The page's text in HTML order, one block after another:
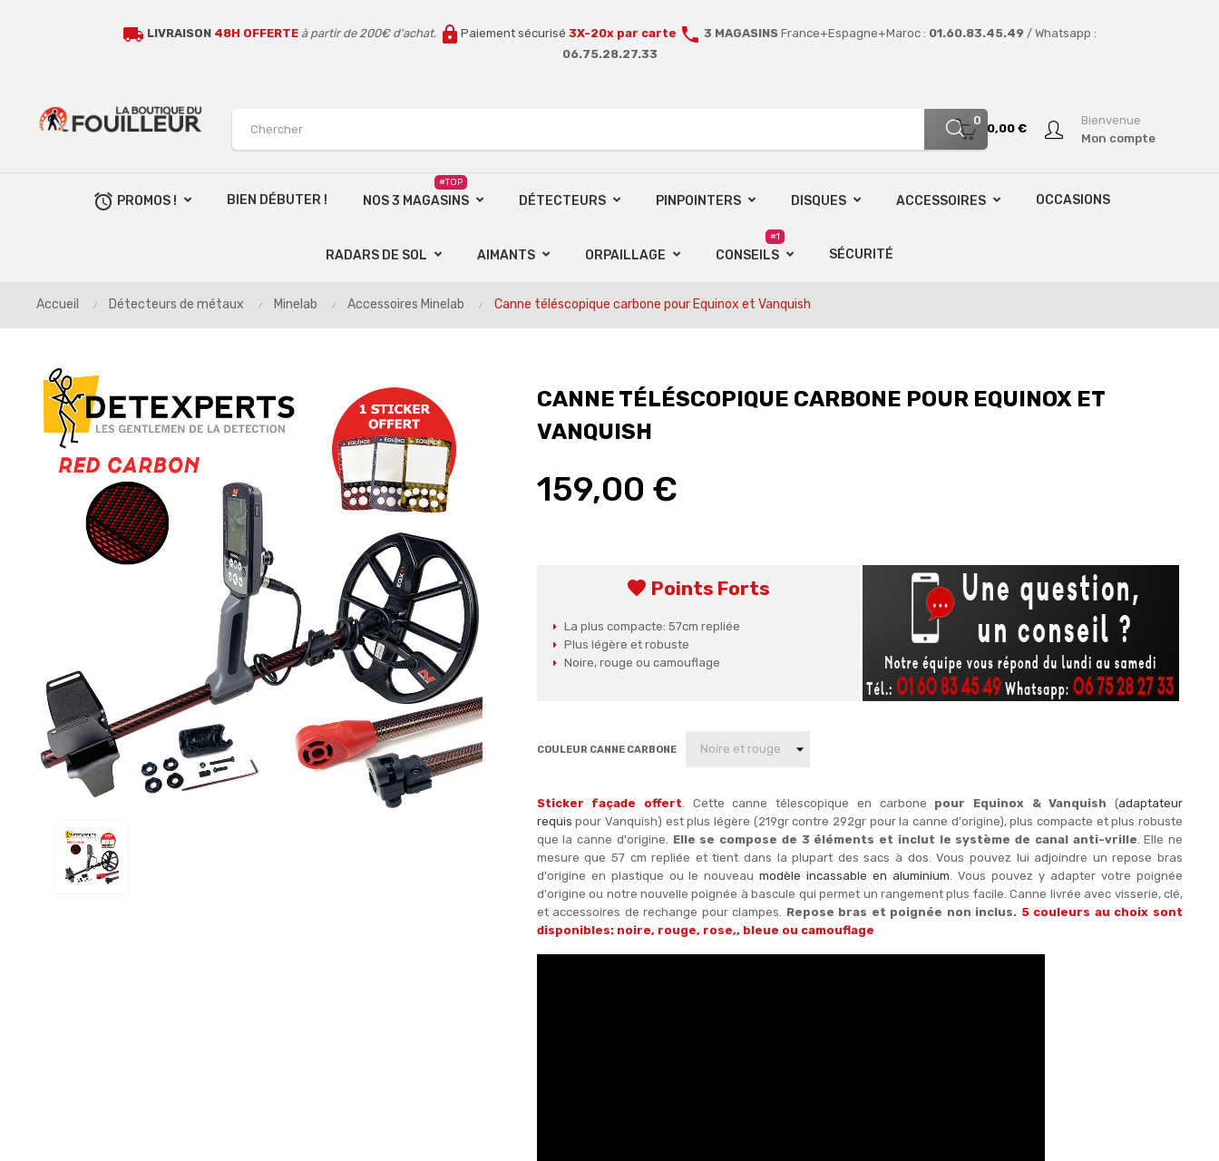
local_shipping LIVRAISON 48H OFFERTE à partir de 200€ d'achat. lock Paiement sécurisé 3X-20x par carte call 3 MAGASINS France+Espagne+Maroc : 01.60.83.45.49 / Whatsapp :
06.75.28.27.33
0
0,00 €
Bienvenue
Mon compte
alarm PROMOS ! BIEN DÉBUTER ! NOS 3 MAGASINS
#TOP
DÉTECTEURS PINPOINTERS DISQUES ACCESSOIRES OCCASIONS
RADARS DE SOL AIMANTS ORPAILLAGE CONSEILS
#1
SÉCURITÉ
Accueil Détecteurs de métaux Minelab Accessoires Minelab Canne téléscopique carbone pour Equinox et Vanquish
CANNE TÉLÉSCOPIQUE CARBONE POUR EQUINOX ET
VANQUISH
159,00 €
favorite Points Forts
La plus compacte: 57cm repliée
Plus légère et robuste
Noire, rouge ou camouflage
COULEUR CANNE CARBONE
Sticker façade offert. Cette canne télescopique en carbone pour Equinox & Vanquish (adaptateur
requis pour Vanquish) est plus légère (219gr contre 292gr pour la canne d'origine), plus compacte et plus robuste
que la canne d'origine. Elle se compose de 3 éléments et inclut le système de canal anti-vrille. Elle ne
mesure que 57 cm repliée et tient dans la plupart des sacs à dos. Vous pouvez lui adjoindre un repose bras
d'origine en plastique ou le nouveaumodèle incassable en aluminium. Vous pouvez y adapter votre poignée
d'origine ou notre nouvelle poignée à bascule qui permet un rangement plus facile. Canne livrée avec visserie, clé,
et accessoires de rechange pour clampes. Repose bras et poignée non inclus. 5 couleurs au choix sont
disponibles: noire, rouge, rose,, bleue ou camouflage